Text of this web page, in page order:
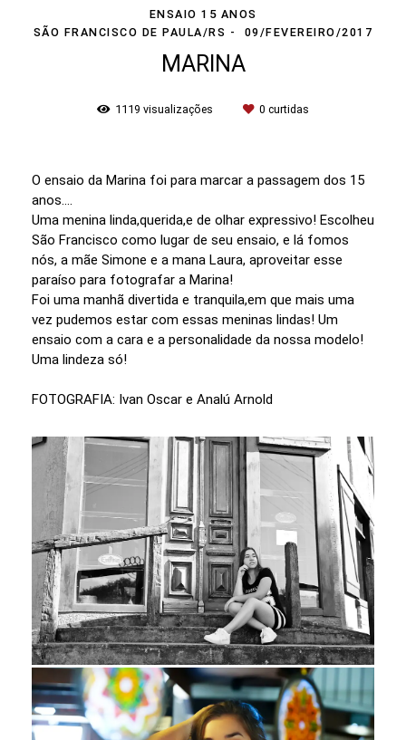
ENSAIO 15 ANOS
SÃO FRANCISCO DE PAULA/RS
09/FEVEREIRO/2017
MARINA
1119 visualizações 0 curtidas
O ensaio da Marina foi para marcar a passagem dos 15
anos....
Uma menina linda,querida,e de olhar expressivo! Escolheu
São Francisco como lugar de seu ensaio, e lá fomos
nós, a mãe Simone e a mana Laura, aproveitar esse
paraíso para fotografar a Marina!
Foi uma manhã divertida e tranquila,em que mais uma
vez pudemos estar com essas meninas lindas! Um
ensaio com a cara e a personalidade da nossa modelo!
Uma lindeza só!
FOTOGRAFIA: Ivan Oscar e Analú Arnold